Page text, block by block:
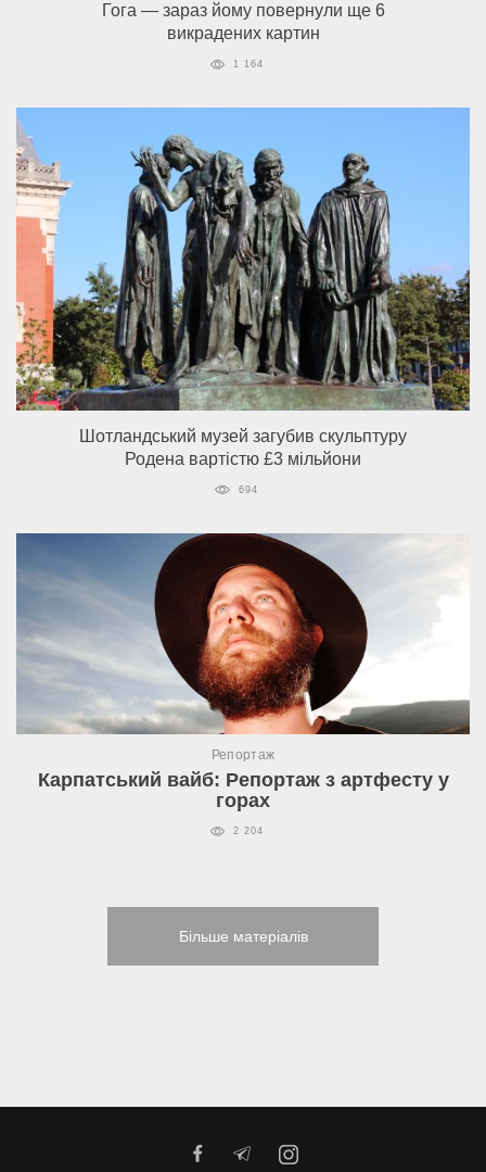
Гога — зараз йому повернули ще 6
викрадених картин
1 164
Шотландський музей загубив скульптуру
Родена вартістю £3 мільйони
694
Репортаж
Карпатський вайб: Репортаж з артфесту у
горах
2 204
Більше матеріалів